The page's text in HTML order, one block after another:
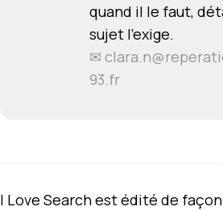
quand il le faut,
sujet l'exige.
✉
93.fr
I Love Search est édité de